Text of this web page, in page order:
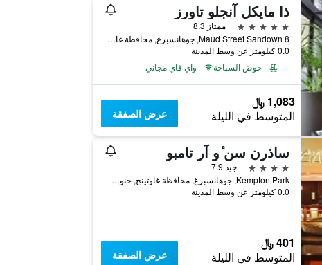
ذا مايكل آنجلو تاورز
5 نجوم
ممتاز 8.3
8 Maud Street Sandown, جوهانسبرغ, محافظة غاوتينج, جنوب أفريقيا
0.0 كيلومتر عن وسط المدينة
حوض السباحة
واي فاي مجاني
1,083 ﷼
المتوسط في الليلة عرض الصفقة
ساذرن سن ٔو آر تامبو
4 نجوم
جيد 7.9
Kempton Park, جوهانسبرغ, محافظة غاوتينج, جنوب أفريقيا
0.0 كيلومتر عن وسط المدينة
401 ﷼
المتوسط في الليلة عرض الصفقة